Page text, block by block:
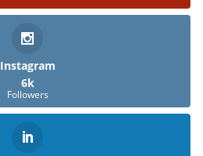
Instagram
6k
Followers